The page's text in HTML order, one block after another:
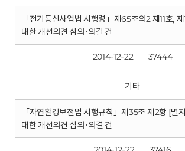
「전기통신사업법 시행령」제65조의2 제11호,
대한 개선의견 심의·의결 건
2014-12-22 37444
기타
「자연환경보전법 시행규칙」제35조 제2항 [별
대한 개선의견 심의·의결 건